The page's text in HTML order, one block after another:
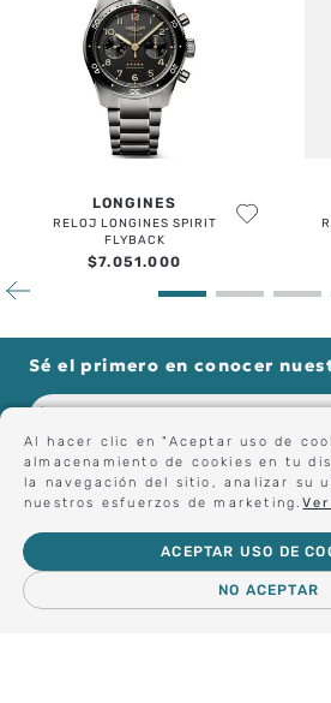
Al hacer clic en "Aceptar uso de
almacenamiento de cookies en tu
la navegación del sitio, analizar su
nuestros esfuerzos de marketing.
NO ACEPTAR
ACEPTAR USO DE
ESCRIBE UN COMENTARIO
ENVIAR
LONGINES
RELOJ LONGINES SPIRIT
FLYBACK
$7.051.000
Sé el primero en conocer
Forma parte de nuestros clientes exclusivos.
Centro de Ayuda